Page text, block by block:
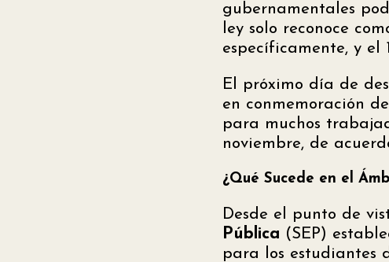
gubernamentales
ley solo reconoce
específicamente, y el
El próximo día de
en conmemoración
para muchos
noviembre, de
¿Qué Sucede en el
Desde el punto de
Pública (SEP)
para los estudiantes